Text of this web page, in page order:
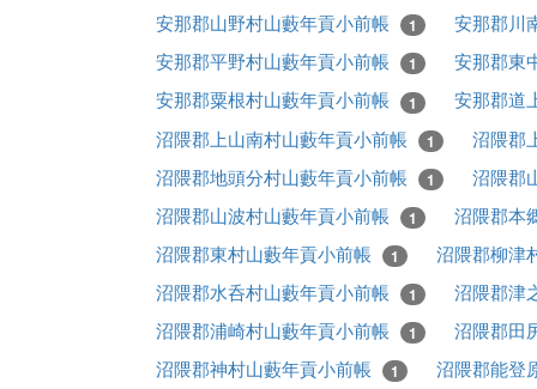
安那郡山野村山藪年貢小前帳
1
安那郡川
安那郡平野村山藪年貢小前帳
1
安那郡東
安那郡粟根村山藪年貢小前帳
1
安那郡道
沼隈郡上山南村山藪年貢小前帳
1
沼隈郡
沼隈郡地頭分村山藪年貢小前帳
1
沼隈郡
沼隈郡山波村山藪年貢小前帳
1
沼隈郡本
沼隈郡東村山藪年貢小前帳
1
沼隈郡柳津
沼隈郡水呑村山藪年貢小前帳
1
沼隈郡津
沼隈郡浦崎村山藪年貢小前帳
1
沼隈郡田
沼隈郡神村山藪年貢小前帳
1
沼隈郡能登